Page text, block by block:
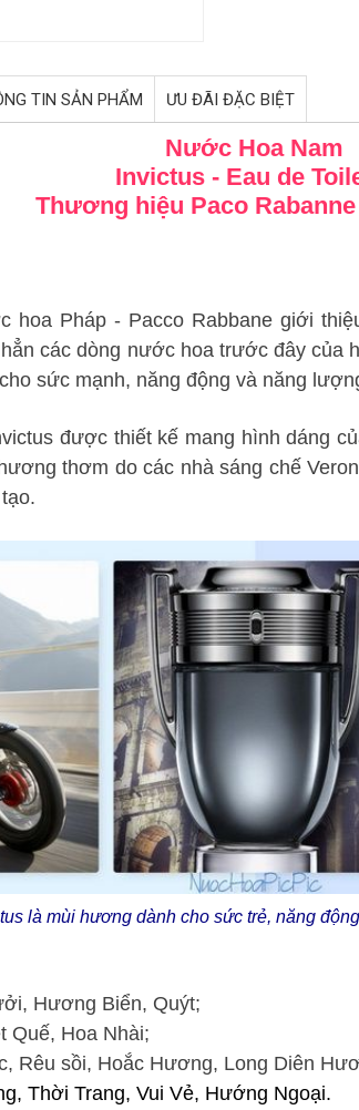
TIN SẢN PHẨM ƯU ĐÃI ĐẶC BIỆT
Nước Hoa Nam
Invictus - Eau de
Thương hiệu Paco
hoa Pháp - Pacco Rabbane giới
các dòng nước hoa trước đây của
sức mạnh, năng động và năng
được thiết kế mang hình dáng
thơm do các nhà sáng chế
là mùi hương dành cho sức trẻ, năng
Hương Biển, Quýt;
Quế, Hoa Nhài;
Rêu sồi, Hoắc Hương, Long Diên
Thời Trang, Vui Vẻ, Hướng Ngoại.